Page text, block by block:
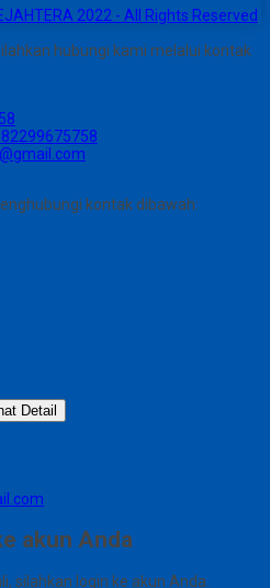
2022 - All Rights Reserved
hubungi kami melalui kontak
kontak dibawah:
Detail
akun Anda
silahkan login ke akun Anda.